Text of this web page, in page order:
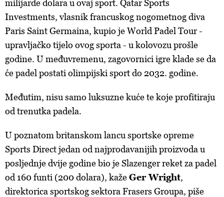
milijarde dolara u ovaj sport. Qatar Sports
Investments, vlasnik francuskog nogometnog diva
Paris Saint Germaina, kupio je World Padel Tour -
upravljačko tijelo ovog sporta - u kolovozu prošle
godine. U međuvremenu, zagovornici igre klade se da
će padel postati olimpijski sport do 2032. godine.
Međutim, nisu samo luksuzne kuće te koje profitiraju
od trenutka padela.
U poznatom britanskom lancu sportske opreme
Sports Direct jedan od najprodavanijih proizvoda u
posljednje dvije godine bio je Slazenger reket za padel
od 160 funti (200 dolara), kažeGer Wright,
direktorica sportskog sektora Frasers Groupa, piše